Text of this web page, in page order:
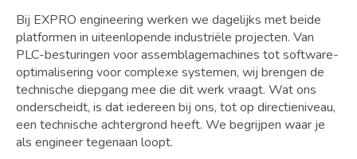
Bij EXPRO engineering werken we dagelijks met beide
platformen in uiteenlopende industriële projecten. Van
PLC-besturingen voor assemblagemachines tot software-
optimalisering voor complexe systemen, wij brengen de
technische diepgang mee die dit werk vraagt. Wat ons
onderscheidt, is dat iedereen bij ons, tot op directieniveau,
een technische achtergrond heeft. We begrijpen waar je
als engineer tegenaan loopt.